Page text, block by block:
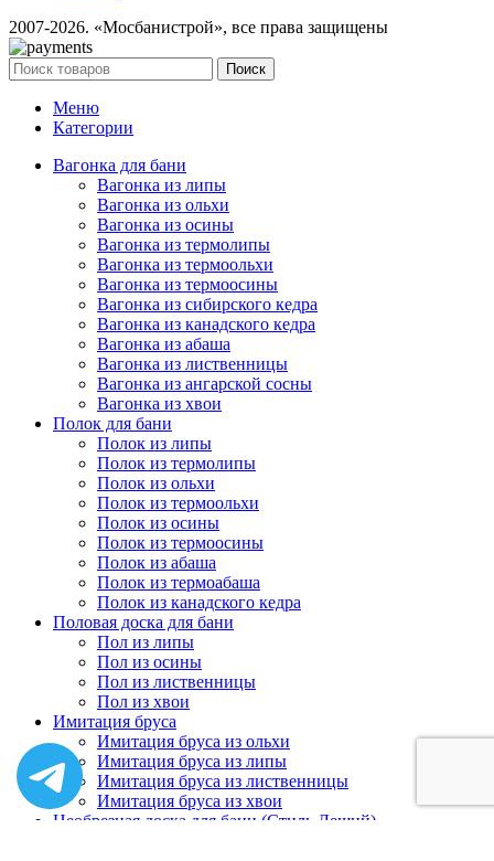
2007-2026. «Мосбанистрой», все права защищены
Поиск
Меню
Категории
Вагонка для бани
Вагонка из липы
Вагонка из ольхи
Вагонка из осины
Вагонка из термолипы
Вагонка из термоольхи
Вагонка из термоосины
Вагонка из сибирского кедра
Вагонка из канадского кедра
Вагонка из абаша
Вагонка из лиственницы
Вагонка из ангарской сосны
Вагонка из хвои
Полок для бани
Полок из липы
Полок из термолипы
Полок из ольхи
Полок из термоольхи
Полок из осины
Полок из термоосины
Полок из абаша
Полок из термоабаша
Полок из канадского кедра
Половая доска для бани
Пол из липы
Пол из осины
Пол из лиственницы
Пол из хвои
Имитация бруса
Имитация бруса из ольхи
Имитация бруса из липы
Имитация бруса из лиственницы
Имитация бруса из хвои
Необрезная доска для бани (Стиль Леший)